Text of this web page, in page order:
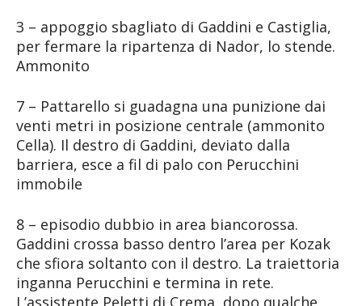
3 – appoggio sbagliato di Gaddini e Castiglia,
per fermare la ripartenza di Nador, lo stende.
Ammonito
7 – Pattarello si guadagna una punizione dai
venti metri in posizione centrale (ammonito
Cella). Il destro di Gaddini, deviato dalla
barriera, esce a fil di palo con Perucchini
immobile
8 – episodio dubbio in area biancorossa.
Gaddini crossa basso dentro l’area per Kozak
che sfiora soltanto con il destro. La traiettoria
inganna Perucchini e termina in rete.
L’assistente Peletti di Crema, dopo qualche